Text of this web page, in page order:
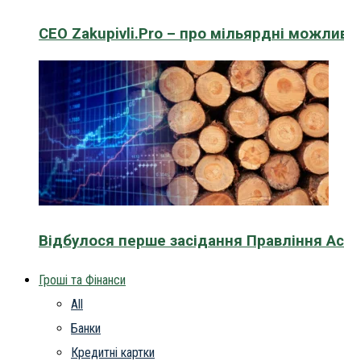
CEO Zakupivli.Pro – про мільярдні
Відбулося перше засідання Правління
Гроші та Фінанси
All
Банки
Кредитні картки